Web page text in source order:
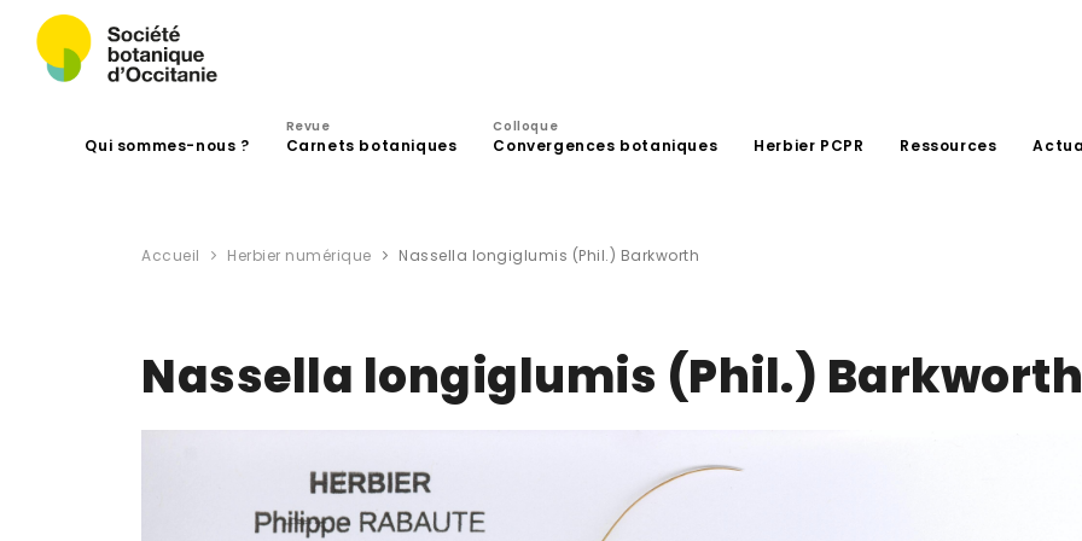
Qui sommes-nous ?
Revue
Carnets botaniques
Colloque
Convergences botaniques Herbier PCPR Ressources
Accueil Herbier numérique Nassella longiglumis (Phil.) Barkworth
Nassella longiglumis (Phil.) Barkworth